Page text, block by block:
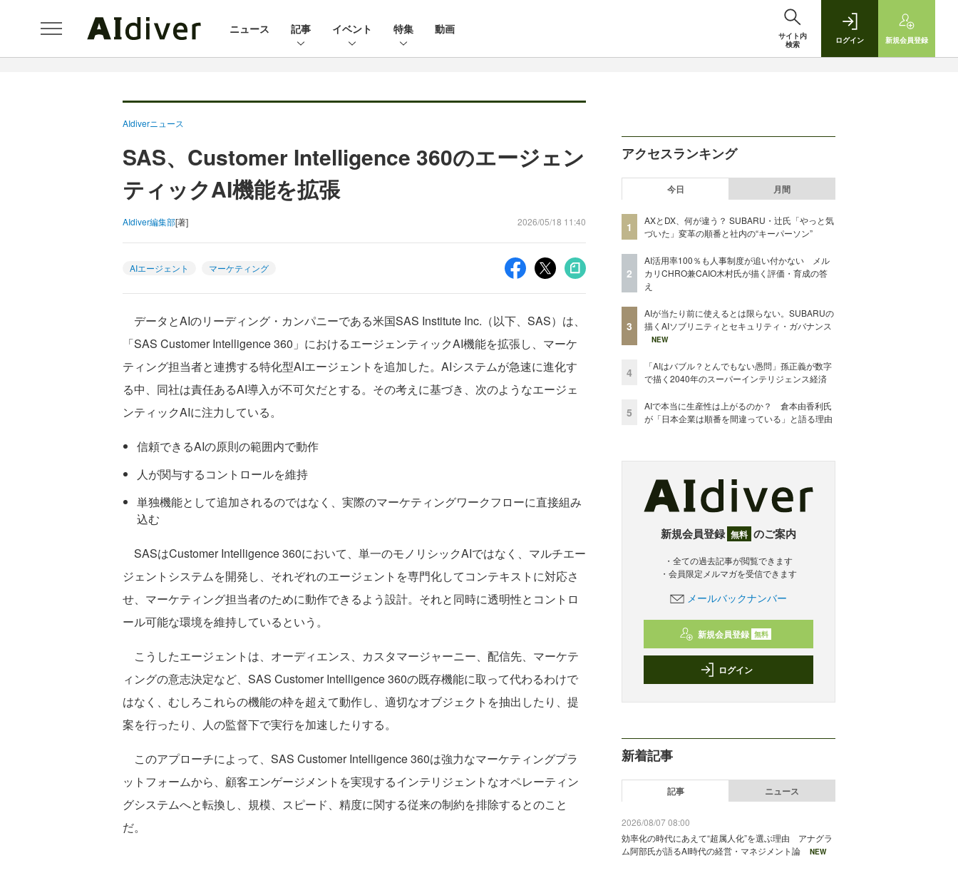
ニュース 記事 イベント 特集 動画
サイト内
検索
ログイン 新規会員登録
AIdiverニュース
SAS、Customer Intelligence 360のエージェン
ティックAI機能を拡張
AIdiver編集部[著] 2026/05/18 11:40
AIエージェント マーケティング
データとAIのリーディング・カンパニーである米国SAS Institute Inc.（以下、SAS）は、
「SAS Customer Intelligence 360」におけるエージェンティックAI機能を拡張し、マーケ
ティング担当者と連携する特化型AIエージェントを追加した。AIシステムが急速に進化す
る中、同社は責任あるAI導入が不可欠だとする。その考えに基づき、次のようなエージェ
ンティックAIに注力している。
信頼できるAIの原則の範囲内で動作
人が関与するコントロールを維持
単独機能として追加されるのではなく、実際のマーケティングワークフローに直接組み
込む
SASはCustomer Intelligence 360において、単一のモノリシックAIではなく、マルチエー
ジェントシステムを開発し、それぞれのエージェントを専門化してコンテキストに対応さ
せ、マーケティング担当者のために動作できるよう設計。それと同時に透明性とコントロ
ール可能な環境を維持しているという。
こうしたエージェントは、オーディエンス、カスタマージャーニー、配信先、マーケテ
ィングの意志決定など、SAS Customer Intelligence 360の既存機能に取って代わるわけで
はなく、むしろこれらの機能の枠を超えて動作し、適切なオブジェクトを抽出したり、提
案を行ったり、人の監督下で実行を加速したりする。
このアプローチによって、SAS Customer Intelligence 360は強力なマーケティングプラ
ットフォームから、顧客エンゲージメントを実現するインテリジェントなオペレーティン
グシステムへと転換し、規模、スピード、精度に関する従来の制約を排除するとのこと
だ。
アクセスランキング
今日 月間
1
AXとDX、何が違う？ SUBARU・辻氏「やっと気
づいた」変革の順番と社内の“キーパーソン”
2
AI活用率100％も人事制度が追い付かない メル
カリCHRO兼CAIO木村氏が描く評価・育成の答
え
3
AIが当たり前に使えるとは限らない。SUBARUの
描くAIソブリニティとセキュリティ・ガバナンス
NEW
4
「AIはバブル？とんでもない愚問」孫正義が数字
で描く2040年のスーパーインテリジェンス経済
5
AIで本当に生産性は上がるのか？ 倉本由香利氏
が「日本企業は順番を間違っている」と語る理由
新規会員登録 無料 のご案内
・全ての過去記事が閲覧できます
・会員限定メルマガを受信できます
メールバックナンバー
新規会員登録 無料
ログイン
新着記事
記事 ニュース
2026/08/07 08:00
効率化の時代にあえて“超属人化”を選ぶ理由 アナグラ
ム阿部氏が語るAI時代の経営・マネジメント論
NEW